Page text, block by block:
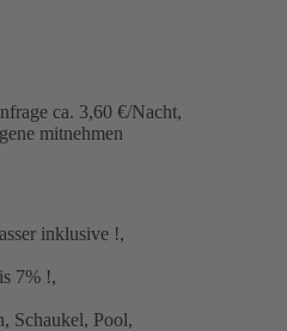
ca. 3,60 €/Nacht,
mitnehmen
inklusive !,
7% !,
Schaukel, Pool,